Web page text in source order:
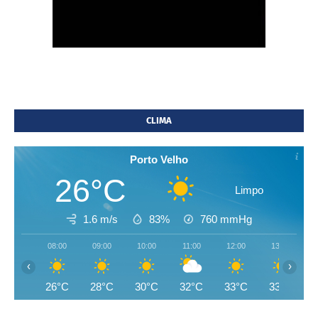
CLIMA
Porto Velho
26°C Limpo
1.6 m/s 83% 760 mmHg
08:00
26°C
09:00
28°C
10:00
30°C
11:00
32°C
12:00
33°C
13:00
33°C
‹ ›